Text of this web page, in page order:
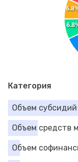
Категория
Объем
Объем средств
Объем